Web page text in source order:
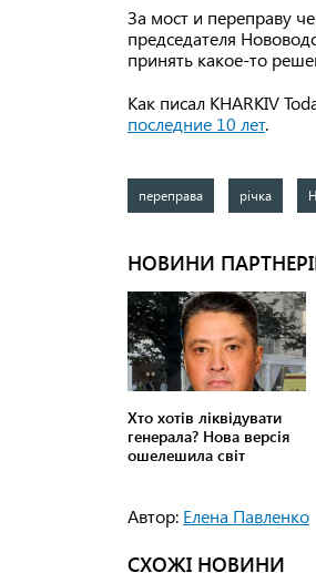
За мост и переправу
председателя
принять какое-то
Как писал KHARKIV
последние 10 лет.
переправа річка
Автор: Елена Павленко
СХОЖІ НОВИНИ